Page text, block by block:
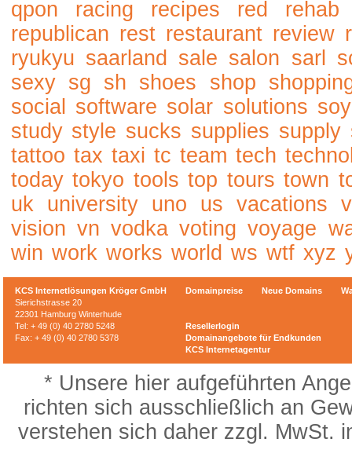
qpon
racing recipes red
rehab
republican rest restaurant review
ryukyu saarland sale salon sarl
sexy sg sh shoes shop
social
software solar solutions soy
study style sucks supplies supply
tattoo tax taxi tc team tech
today tokyo tools top tours town
uk
university uno us vacations
vision vn vodka voting voyage
win work works world ws wtf xyz
KCS Internetlösungen Kröger GmbH
Sierichstrasse 20
22301 Hamburg Winterhude
Tel: + 49 (0) 40 2780 5248
Fax: + 49 (0) 40 2780 5378
Domainpreise Neue Domains
Resellerlogin
Domainangebote für Endkunden
KCS Internetagentur
* Unsere hier aufgeführten
richten sich ausschließlich an
verstehen sich daher zzgl. MwSt.